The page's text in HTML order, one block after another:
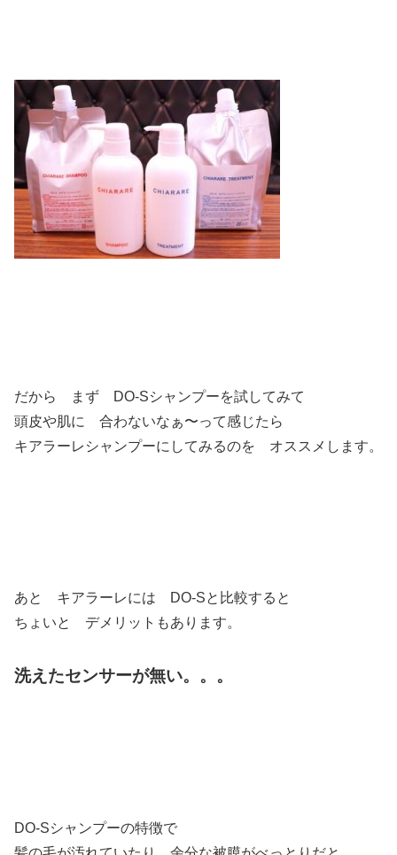
だから まず DO-Sシャンプーを試してみて
頭皮や肌に 合わないなぁ〜って感じたら
キアラーレシャンプーにしてみるのを オススメします。
あと キアラーレには DO-Sと比較すると
ちょいと デメリットもあります。
洗えたセンサーが無い。。。
DO-Sシャンプーの特徴で